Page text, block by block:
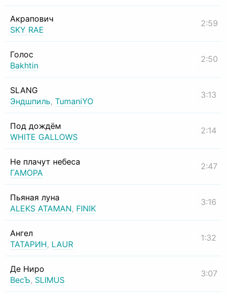
Акрапович
SKY RAE
2:59
Голос
Bakhtin
2:50
SLANG
Эндшпиль, TumaniYO
3:13
Под дождём
WHITE GALLOWS
2:14
Не плачут небеса
ГАМОРА
2:47
Пьяная луна
ALEKS ATAMAN, FINIK
3:16
Ангел
ТАТАРИН, LAUR
1:32
Де Ниро
ВесЪ, SLIMUS
3:07